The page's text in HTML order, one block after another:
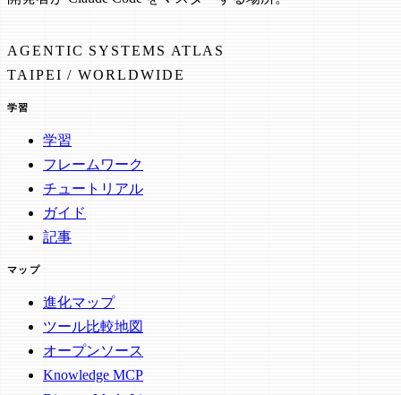
AGENTIC SYSTEMS ATLAS
TAIPEI / WORLDWIDE
学習
学習
フレームワーク
チュートリアル
ガイド
記事
マップ
進化マップ
ツール比較地図
オープンソース
Knowledge MCP